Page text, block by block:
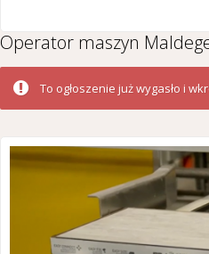
Operator maszyn
To ogłoszenie już wygasło i